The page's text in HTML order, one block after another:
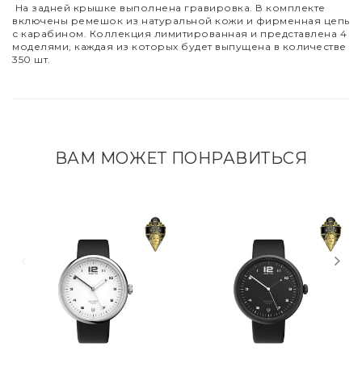
На задней крышке выполнена гравировка. В комплекте
включены ремешок из натуральной кожи и фирменная цепь
с карабином. Коллекция лимитированная и представлена 4
моделями, каждая из которых будет выпущена в количестве
350 шт.
ВАМ МОЖЕТ ПОНРАВИТЬСЯ